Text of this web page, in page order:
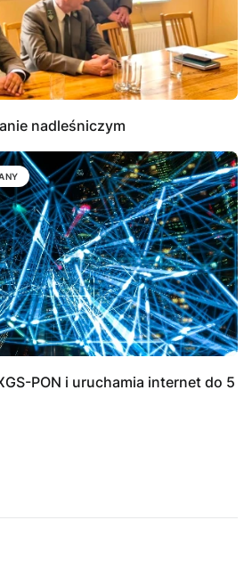
nadleśniczym
PON i uruchamia internet do 5